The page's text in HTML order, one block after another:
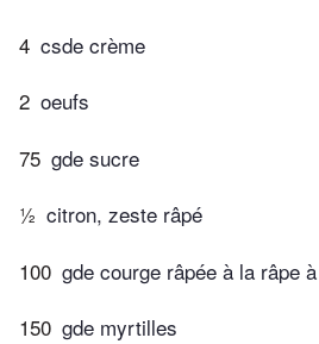
4 csde crème
2 oeufs
75 gde sucre
½ citron, zeste râpé
100 gde courge râpée à la râpe
150 gde myrtilles